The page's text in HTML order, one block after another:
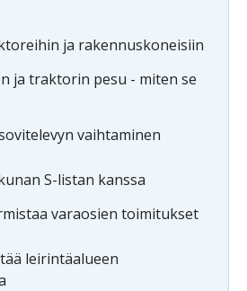
ja rakennuskoneisiin
ja traktorin pesu - miten se
vaihtaminen
S-listan kanssa
varaosien toimitukset
leirintäalueen